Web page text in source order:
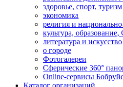
здоровье, спорт, туризм
экономика
религия и
культура,
литература и искусство
о городе
Фотогалереи
Сферические 360°
Online-сервисы
Каталог организаций